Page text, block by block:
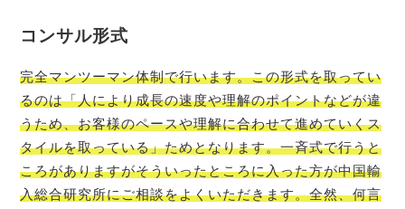
コンサル形式
完全マンツーマン体制で行います。この形式を取ってい
るのは「人により成長の速度や理解のポイントなどが違
うため、お客様のペースや理解に合わせて進めていくス
タイルを取っている」ためとなります。一斉式で行うと
ころがありますがそういったところに入った方が中国輸
入総合研究所にご相談をよくいただきます。全然、何言